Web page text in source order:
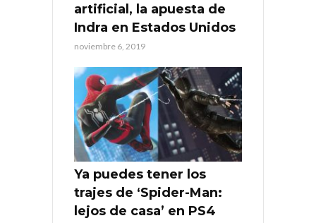
artificial, la apuesta de
Indra en Estados Unidos
noviembre 6, 2019
Ya puedes tener los
trajes de ‘Spider-Man:
lejos de casa’ en PS4